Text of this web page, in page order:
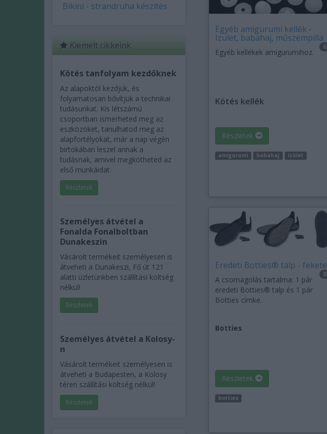
Bikini - strandruha készítés
Kiemelt cikkeink
Kötés tanfolyam kezdőknek
Az alapoktól kezdjük, és
folyamatosan bővítjük a technikai
tudásunkat. Kis létszámú
csoportban ismerheted meg az
eszközöket, tanulhatod meg az
alapfortélyokat, már a nap végén
birtokában leszel annak a
tudásnak, amivel megkötheted az
első munkáidat.
Részletek
Személyes átvétel a
Fonalda Fonalboltban
Dunakeszin
Vásárolt termékeit személyesen is
átveheti a Dunakeszi, Fő út 121
alatti üzletünkben szállítási költség
nélkül!
Részletek
Személyes átvétel a Kolosy-
n
Vásárolt termékeit személyesen is
átveheti a Budapesten, a Kolosy
téren szállítási költség nélkül!
Részletek
Egyéb amigurumi kellék -
Izület, babahaj, műszempilla
6
Egyéb kellékek amigurumihoz.
Kötés kellék
Részletek
amigurumi babahaj izület
Eredeti Botties® talp - fekete
8
A csomagolás tartalma: 1 pár
eredeti Botties® talp és 1 pár
Botties címke.
Botties
Részletek
botties